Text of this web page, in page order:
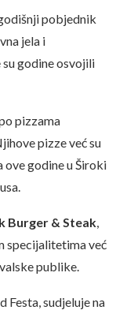
pobjednik
jela i
godine osvojili
pizzama
pizze već su
godine u Široki
Burger & Steak
specijalitetima već
publike.
Festa, sudjeluje na